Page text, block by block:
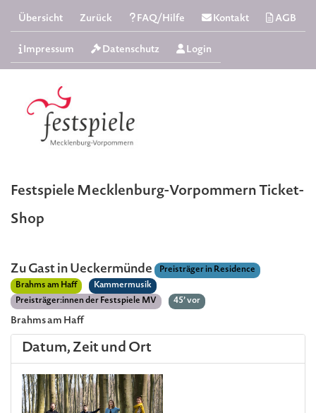
Übersicht Zurück FAQ/Hilfe Kontakt AGB
Impressum Datenschutz Login
Festspiele Mecklenburg-Vorpommern Ticket-
Shop
Zu Gast in Ueckermünde
Preisträger in Residence
Brahms am Haff
Kammermusik
Preisträger:innen der Festspiele MV
45’ vor
Brahms am Haff
Datum, Zeit und Ort